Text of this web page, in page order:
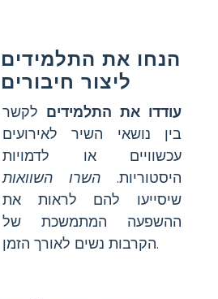
הנחו את התלמידים
ליצור חיבורים
עודדו את התלמידים לקשר
בין נושאי השיר לאירועים
עכשוויים או לדמויות
היסטוריות. השרו השוואות
שיסייעו להם לראות את
ההשפעה המתמשכת של
הקרבות נשים לאורך הזמן.